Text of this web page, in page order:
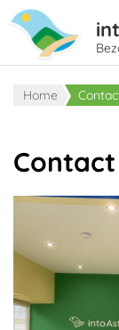
Home
Contact